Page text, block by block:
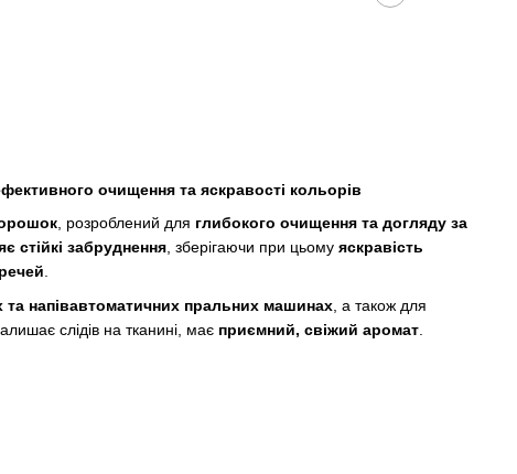
очищення та яскравості кольорів
, розроблений для глибокого очищення та догляду за
стійкі забруднення, зберігаючи при цьому яскравість
.
та напівавтоматичних пральних машинах, а також для
слідів на тканині, має приємний, свіжий аромат.